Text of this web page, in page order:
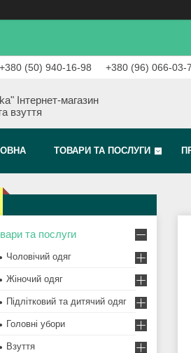
+380 (50) 940-16-98 +380 (96) 066-03-
Інтернет-магазин
взуття
ТОВАРИ ТА ПОСЛУГИ
та послуги
Чоловічий одяг
Жіночий одяг
Підлітковий та дитячий одяг
Головні убори
Взуття